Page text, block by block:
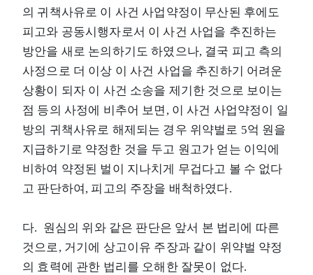
의 귀책사유로 이 사건 사업약정이 무산된 후에도
피고와 공동시행자로서 이 사건 사업을 추진하는
방안을 새로 논의하기도 하였으나, 결국 피고 측의
사정으로 더 이상 이 사건 사업을 추진하기 어려운
상황이 되자 이 사건 소송을 제기한 것으로 보이는
점 등의 사정에 비추어 보면, 이 사건 사업약정이 일
방의 귀책사유로 해제되는 경우 위약벌로 5억 원을
지급하기로 약정한 것을 두고 원고가 얻는 이익에
비하여 약정된 벌이 지나치게 무겁다고 볼 수 없다
고 판단하여, 피고의 주장을 배척하였다.
다. 원심의 위와 같은 판단은 앞서 본 법리에 따른
것으로, 거기에 상고이유 주장과 같이 위약벌 약정
의 효력에 관한 법리를 오해한 잘못이 없다.